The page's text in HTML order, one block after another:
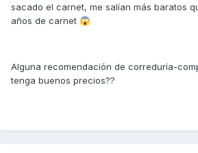
sacado el carnet, me salían más baratos
años de carnet 😱
Alguna recomendación de correduría-
tenga buenos precios??